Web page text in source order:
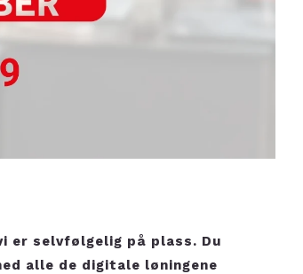
er selvfølgelig på plass. Du
alle de digitale løningene